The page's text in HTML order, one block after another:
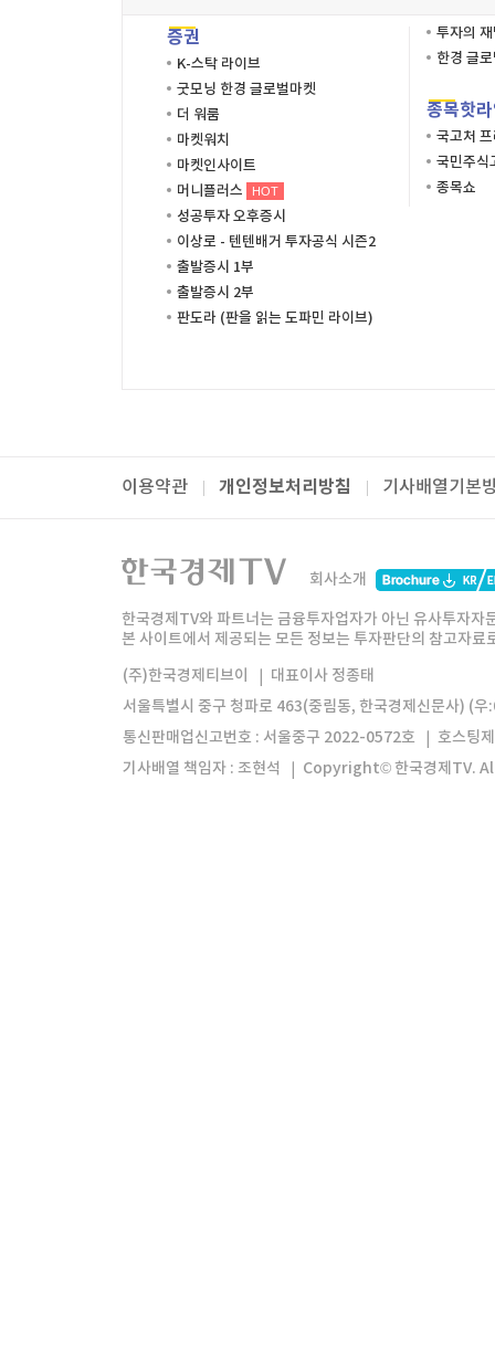
증권
K-스탁 라이브
굿모닝 한경 글로벌마켓
더 워룸
마켓워치
마켓인사이트
머니플러스
HOT
성공투자 오후증시
이상로 - 텐텐배거 투자공식 시즌2
출발증시 1부
출발증시 2부
판도라 (판을 읽는 도파민 라이브)
투자의
한경 글
종목핫
국고처
국민주식
종목쇼
이용약관 개인정보처리방침 기사배열기본
패밀리사이트
한국경제TV
한경미디어그룹 한국경제신문 한국경제
모바일앱 한국경제TV앱
회사소개
한국경제TV와 파트너는 금융투자업자가 아닌 유사투자
본 사이트에서 제공되는 모든 정보는 투자판단의 참고자
(주)한국경제티브이
대표이사 정종태
서울특별시 중구 청파로 463(중림동, 한국경제신문사) (
통신판매업신고번호 : 서울중구 2022-0572호
호스팅
기사배열 책임자 : 조현석
Copyright© 한국경제TV.